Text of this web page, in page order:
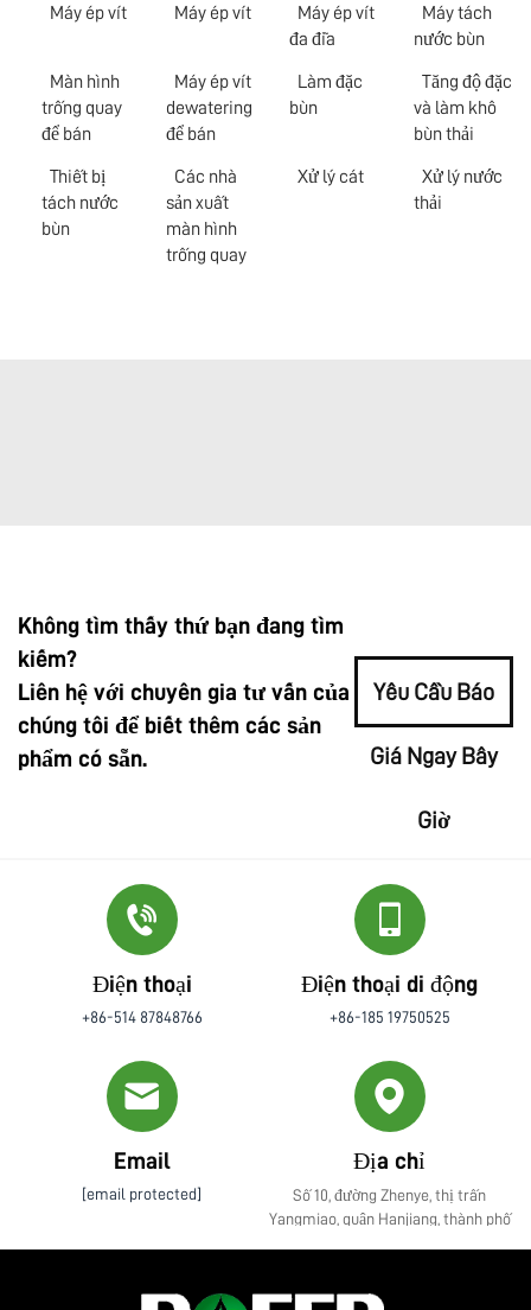
Máy ép vít Máy ép vít
Máy ép vít
đa đĩa
Máy tách
nước bùn
Màn hình
trống quay
để bán
Máy ép vít
dewatering
để bán
Làm đặc
bùn
Tăng độ đặc
và làm khô
bùn thải
Thiết bị
tách nước
bùn
Các nhà
sản xuất
màn hình
trống quay
Xử lý cát
Xử lý nước
thải
Không tìm thấy thứ bạn đang tìm
kiếm?
Liên hệ với chuyên gia tư vấn của
chúng tôi để biết thêm các sản
phẩm có sẵn.
Yêu Cầu Báo
Giá Ngay Bây
Giờ
Điện thoại
+86-514 87848766
Điện thoại di động
+86-185 19750525
Email
[email protected]
Địa chỉ
Số 10, đường Zhenye, thị trấn
Yangmiao, quận Hanjiang, thành phố